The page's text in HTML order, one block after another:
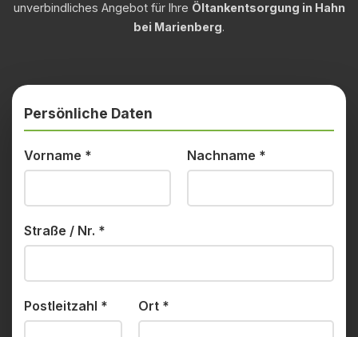
unverbindliches Angebot für Ihre Öltankentsorgung in Hahn
bei Marienberg.
Persönliche Daten
Vorname * Nachname *
Straße / Nr. *
Postleitzahl * Ort *